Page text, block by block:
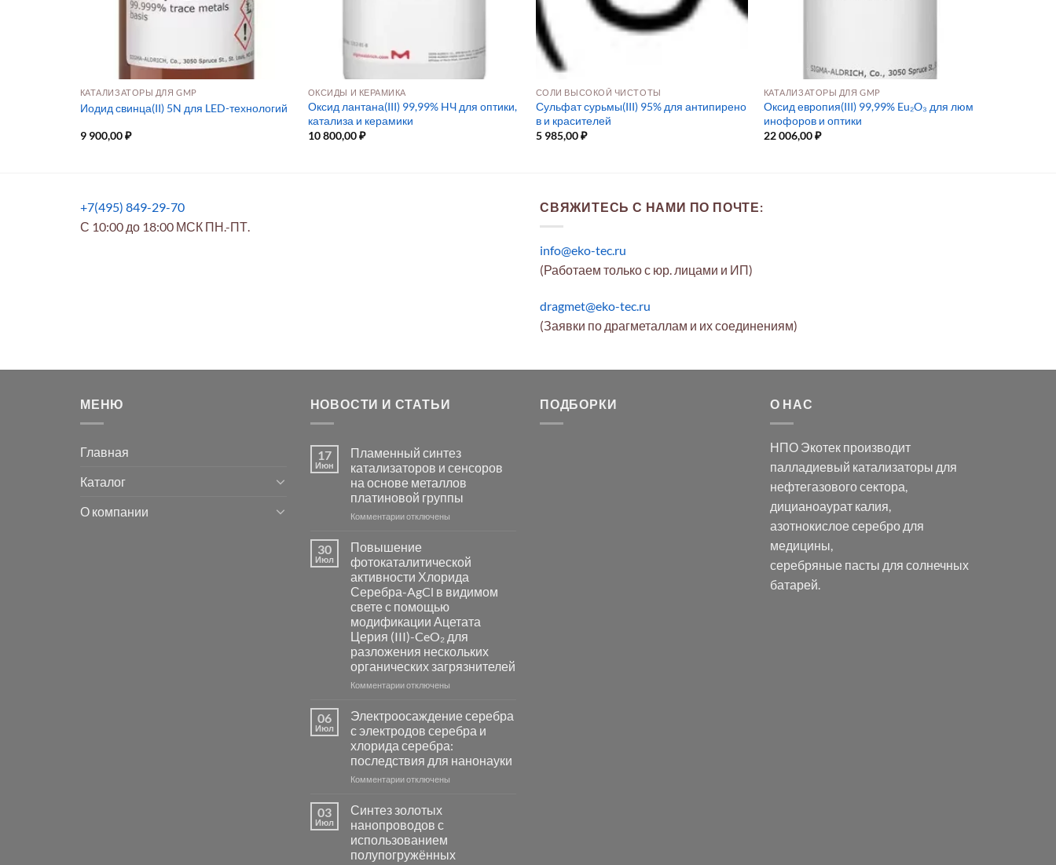
КАТАЛИЗАТОРЫ ДЛЯ GMP
Иодид свинца(II) 5N для LED-технологий
9 900,00₽
ОКСИДЫ И КЕРАМИКА
Оксид лантана(III) 99,99% HЧ для оптики,
катализа и керамики
10 800,00₽
СОЛИ ВЫСОКОЙ ЧИСТОТЫ
Сульфат сурьмы(III) 95% для антипирено
в и красителей
5 985,00₽
КАТАЛИЗАТОРЫ ДЛЯ GMP
Оксид европия(III) 99,99% Eu₂O₃ для люм
инофоров и оптики
22 006,00₽
+7(495) 849-29-70
С 10:00 до 18:00 МСК ПН.-ПТ.
СВЯЖИТЕСЬ С НАМИ ПО ПОЧТЕ:
info@eko-tec.ru
(Работаем только с юр. лицами и ИП)
dragmet@eko-tec.ru
(Заявки по драгметаллам и их соединениям)
МЕНЮ
Главная
Каталог
О компании
НОВОСТИ И СТАТЬИ
17
Июн
Пламенный синтез
катализаторов и сенсоров
на основе металлов
платиновой группы
Комментариик
синтез
катализаторов
и
сенсоров
на
основе
металлов
платиновой
группы
отключены
30
Июл
Повышение
фотокаталитической
активности Хлорида
Серебра-AgCl в видимом
свете с помощью
модификации Ацетата
Церия (III)-CeO₂ для
разложения нескольких
органических загрязнителей
Комментариик
фотокаталитической
активности
Хлорида
Серебра-
AgCl
свете
с
помощью
модификации
отключены
06
Июл
Электроосаждение серебра
с электродов серебра и
хлорида серебра:
последствия для нанонауки
Комментариик
серебра
с
электродов
серебра
отключены
03
Июл
Синтез золотых
нанопроводов с
использованием
полупогружённых
ПОДБОРКИ О НАС
НПО Экотек производит
палладиевый катализаторы для
нефтегазового сектора,
дицианоаурат калия,
азотнокислое серебродля
медицины,
серебряные пасты для солнечных
батарей.